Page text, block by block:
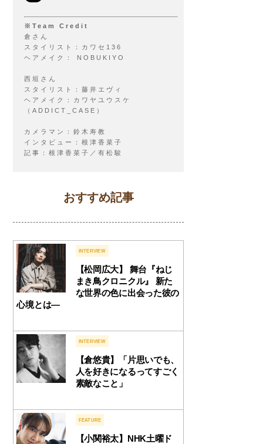
※Team Credit
倉さん
スタイリスト：カワセ136
ヘアメイク： NOBUKIYO
西垣さん
スタイリスト：藤井エヴィ
ヘアメイク：カワヤユウスケ
（ADDICT_CASE）
カメラマン：鈴木寿教
インタビュー：根津香菜子
記事：根津香菜子／有松駿
おすすめ記事
INTERVIEW
【松岡広大】 舞台『ねじ
まき鳥クロニクル』 新た
な世界の色に出会った彼の
心境とは―
INTERVIEW
【倉悠貴】「片思いでも、
人を好きになるってすごく
素敵なこと」
FEATURE
【小関裕太】NHK土曜ド